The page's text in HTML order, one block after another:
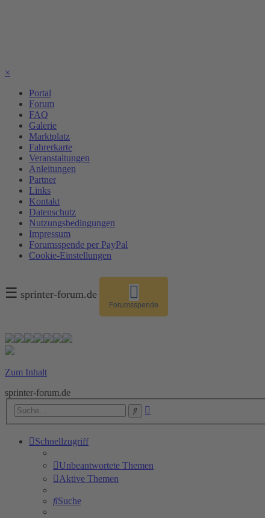
×
Portal
Forum
FAQ
Galerie
Marktplatz
Fahrerkarte
Veranstaltungen
Anleitungen
Partner
Links
Kontakt
Datenschutz
Nutzungsbedingungen
Impressum
Forumsspende per PayPal
Cookie-Einstellungen
☰ sprinter-forum.de
Forumsspende
Zum Inhalt
sprinter-forum.de
Suche
Schnellzugriff
Unbeantwortete Themen
Aktive Themen
Suche